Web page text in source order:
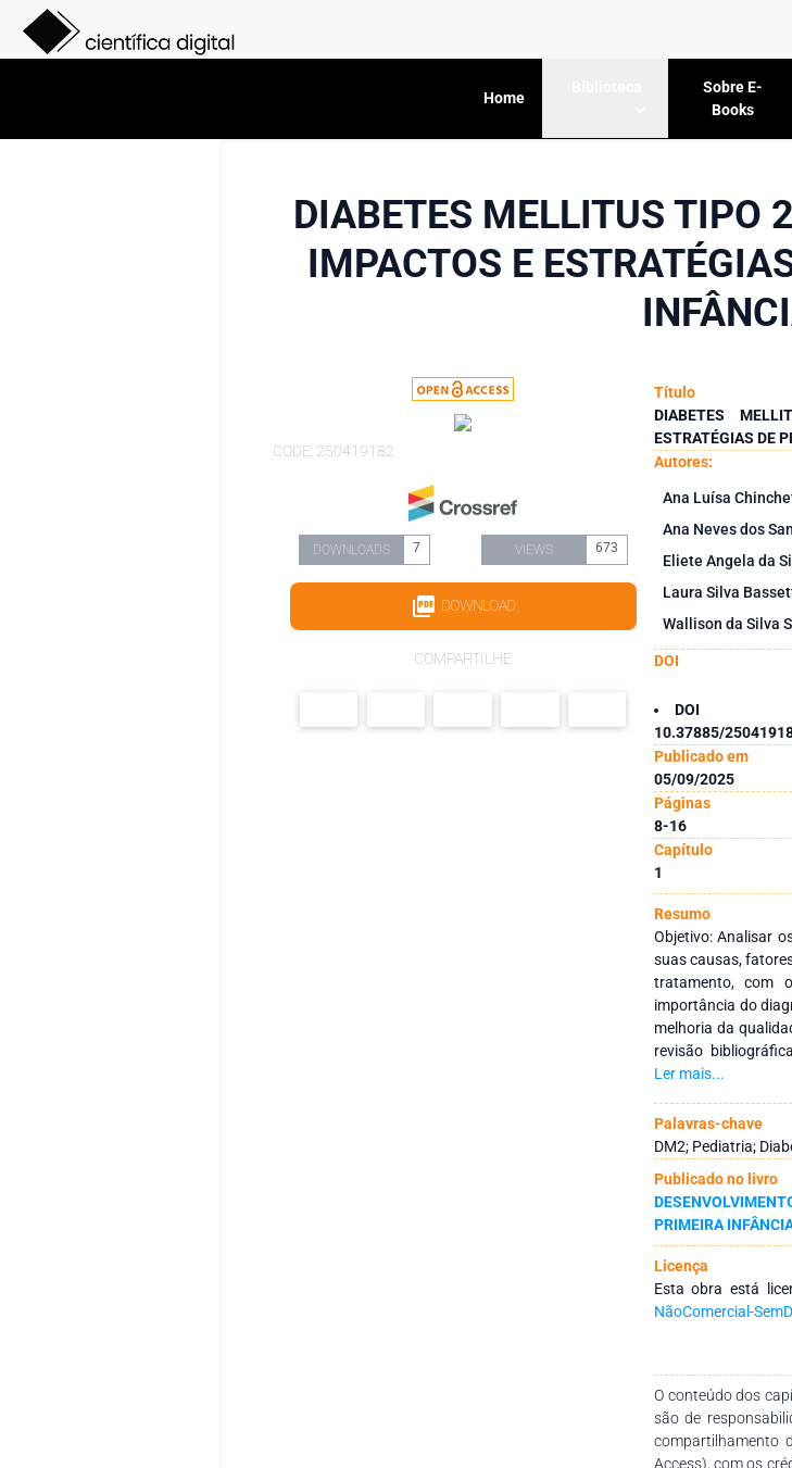
Home
Sobre E-
Books
DIABETES MELLITUS TIPO
IMPACTOS E
CODE: 250419182
DOWNLOADS 7 VIEWS 673
DOWNLOAD
COMPARTILHE
Título
DIABETES
ESTRATÉGIAS DE
Autores:
Ana Luísa
Ana Neves dos
Eliete Angela da
Laura Silva
Wallison da Silva
DOI
DOI
10.37885/
Publicado em
05/09/2025
Páginas
8-16
Capítulo
1
Resumo
Objetivo: Analisar
suas causas,
tratamento, com
importância do
melhoria da
revisão
atualização do
ênfase na literatura
que a Diabetes
monogênico, tendo
Dessa forma,
polidipsia,
macrovasculares.
patologia diabetes
a crianças, cujo
alterações que
Ler mais...
Palavras-chave
DM2; Pediatria;
Publicado no livro
PRIMEIRA
Licença
Esta obra está
NãoComercial-
O conteúdo dos
são de
compartilhamento
Access), com os